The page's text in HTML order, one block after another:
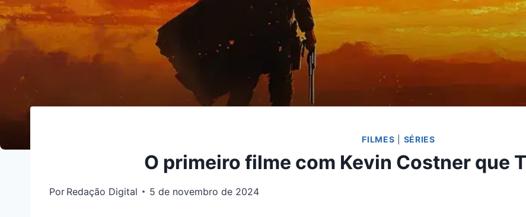
FILMES SÉRIES
O primeiro filme com Kevin Costner que
Por Redação Digital 5 de novembro de 2024